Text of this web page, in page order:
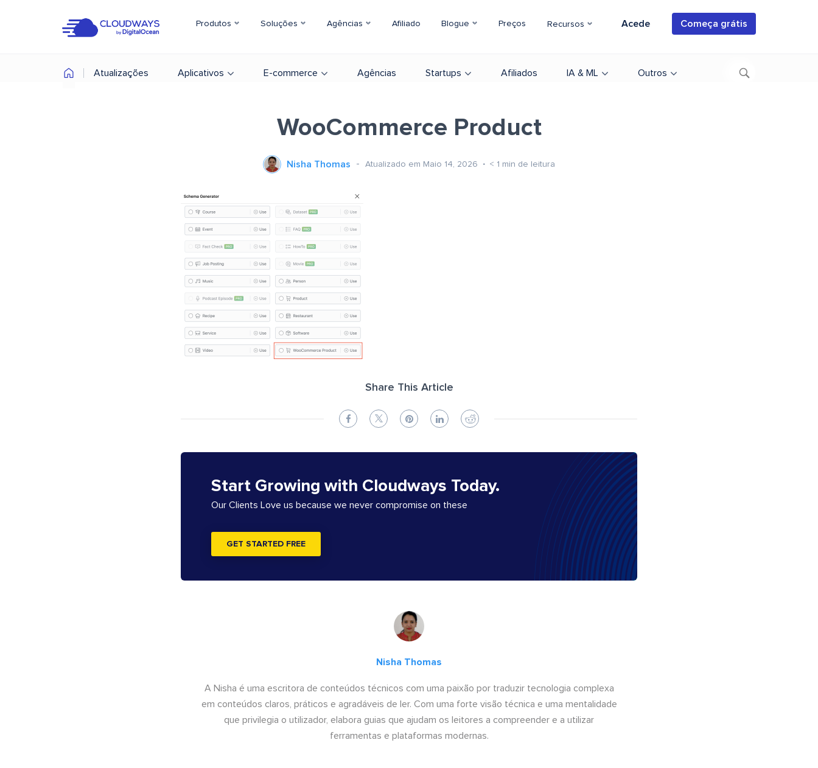
Produtos Soluções Agências Afiliado Blogue Preços Recursos Acede Começa grátis
Atualizações Aplicativos E-commerce Agências Startups Afiliados IA & ML Outros
WooCommerce Product
Nisha Thomas Atualizado em Maio 14, 2026 < 1 min de leitura
Share This Article
Start Growing with Cloudways Today.
Our Clients Love us because we never compromise on these
GET STARTED FREE
Nisha Thomas
A Nisha é uma escritora de conteúdos técnicos com uma paixão por traduzir tecnologia complexa
em conteúdos claros, práticos e agradáveis de ler. Com uma forte visão técnica e uma mentalidade
que privilegia o utilizador, elabora guias que ajudam os leitores a compreender e a utilizar
ferramentas e plataformas modernas.